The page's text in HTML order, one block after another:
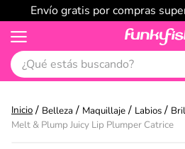
Envío gratis por compras
¿Qué estás buscando?
Belleza Maquillaje Labios
Melt & Plump Juicy Lip Plumper Catrice